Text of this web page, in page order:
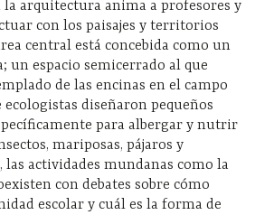
la arquitectura anima a profesores y
con los paisajes y territorios
central está concebida como un
un espacio semicerrado al que
de las encinas en el campo
ecologistas diseñaron pequeños
para albergar y nutrir
mariposas, pájaros y
las actividades mundanas como la
con debates sobre cómo
escolar y cuál es la forma de